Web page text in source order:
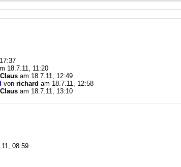
18.7.11, 11:20
Claus am 18.7.11, 12:49
von richard am 18.7.11, 12:58
Claus am 18.7.11, 13:10
08:59